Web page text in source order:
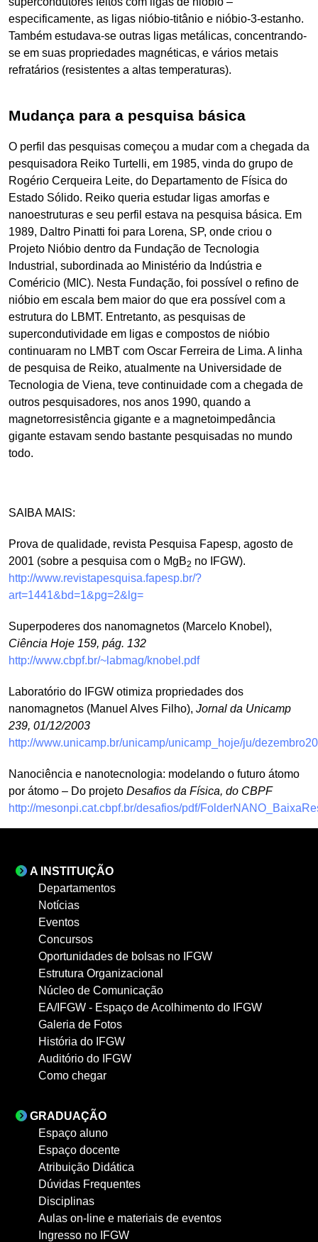
especificamente, as ligas nióbio-titânio e nióbio-3-estanho.
Também estudava-se outras ligas metálicas, concentrando-
se em suas propriedades magnéticas, e vários metais
refratários (resistentes a altas temperaturas).
Mudança para a pesquisa básica
O perfil das pesquisas começou a mudar com a chegada da
pesquisadora Reiko Turtelli, em 1985, vinda do grupo de
Rogério Cerqueira Leite, do Departamento de Física do
Estado Sólido. Reiko queria estudar ligas amorfas e
nanoestruturas e seu perfil estava na pesquisa básica. Em
1989, Daltro Pinatti foi para Lorena, SP, onde criou o
Projeto Nióbio dentro da Fundação de Tecnologia
Industrial, subordinada ao Ministério da Indústria e
Coméricio (MIC). Nesta Fundação, foi possível o refino de
nióbio em escala bem maior do que era possível com a
estrutura do LBMT. Entretanto, as pesquisas de
supercondutividade em ligas e compostos de nióbio
continuaram no LMBT com Oscar Ferreira de Lima. A linha
de pesquisa de Reiko, atualmente na Universidade de
Tecnologia de Viena, teve continuidade com a chegada de
outros pesquisadores, nos anos 1990, quando a
magnetorresistência gigante e a magnetoimpedância
gigante estavam sendo bastante pesquisadas no mundo
todo.
SAIBA MAIS:
Prova de qualidade, revista Pesquisa Fapesp, agosto de
2001 (sobre a pesquisa com o MgB2 no IFGW).
http://www.revistapesquisa.fapesp.br/?
art=1441&bd=1&pg=2&lg=
Superpoderes dos nanomagnetos (Marcelo Knobel),
Ciência Hoje 159, pág. 132
http://www.cbpf.br/~labmag/knobel.pdf
Laboratório do IFGW otimiza propriedades dos
nanomagnetos (Manuel Alves Filho), Jornal da Unicamp
239, 01/12/2003
http://www.unicamp.br/unicamp/unicamp_hoje/ju/
Nanociência e nanotecnologia: modelando o futuro átomo
por átomo – Do projeto Desafios da Física, do CBPF
http://mesonpi.cat.cbpf.br/desafios/pdf/
A INSTITUIÇÃO
Departamentos
Notícias
Eventos
Concursos
Oportunidades de bolsas no IFGW
Estrutura Organizacional
Núcleo de Comunicação
EA/IFGW - Espaço de Acolhimento do IFGW
Galeria de Fotos
História do IFGW
Auditório do IFGW
Como chegar
GRADUAÇÃO
Espaço aluno
Espaço docente
Atribuição Didática
Dúvidas Frequentes
Disciplinas
Aulas on-line e materiais de eventos
Ingresso no IFGW